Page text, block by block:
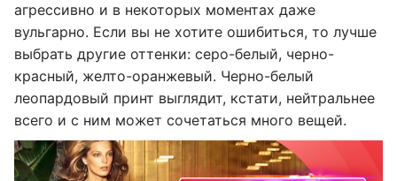
агрессивно и в некоторых моментах даже
вульгарно. Если вы не хотите ошибиться, то лучше
выбрать другие оттенки: серо-белый, черно-
красный, желто-оранжевый. Черно-белый
леопардовый принт выглядит, кстати, нейтральнее
всего и с ним может сочетаться много вещей.